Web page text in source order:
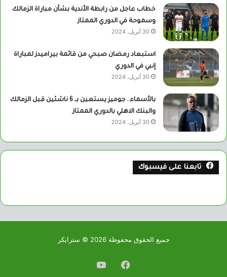
خطاب عاجل من رابطة الأندية بشأن مباراة الزمالك
وسموحة في الدوري الممتاز
30 أبريل، 2024
استبعاد رمضان صبحي من قائمة بيراميدز لمباراة
إنبي في الدوري
30 أبريل، 2024
بالأسماء..جوميز يستعين بــ 6 ناشئين قبل الزمالك
والبنك الاهلي بالدوري الممتاز
30 أبريل، 2024
تابعنا على فيسبوك
جميع الحقوق محفوظة 2026 © سترايكر
فيسبوكيوتيوب